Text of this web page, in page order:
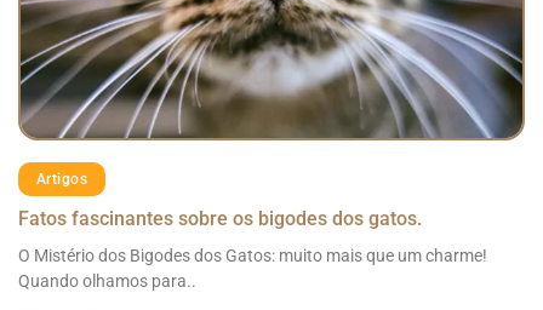
Artigos
Fatos fascinantes sobre os bigodes dos gatos.
O Mistério dos Bigodes dos Gatos: muito mais que um charme!
Quando olhamos para..